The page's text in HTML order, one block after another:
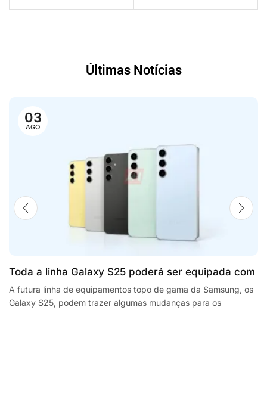
Últimas Notícias
03
AGO
Toda a linha Galaxy S25 poderá ser equipada com
processadores SnapdragonSegway Ninebot E2,
F2 Plus, and MaxG2 e-scooters review
A futura linha de equipamentos topo de gama da Samsung, os
Galaxy S25, podem trazer algumas mudanças para os